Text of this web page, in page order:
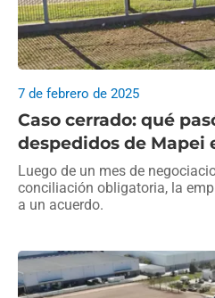
Caso cerrado: qué
despedidos de Mapei
7 de febrero de 2025
Luego de un mes de
conciliación obligatoria, la
a un acuerdo.